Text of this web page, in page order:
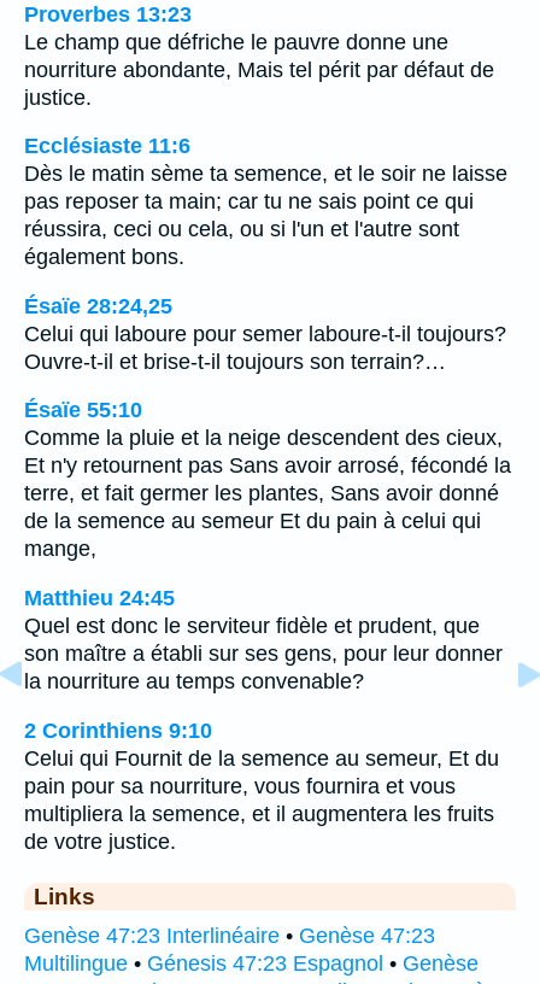
Proverbes 13:23
Le champ que défriche le pauvre donne une
nourriture abondante, Mais tel périt par défaut de
justice.
Ecclésiaste 11:6
Dès le matin sème ta semence, et le soir ne laisse
pas reposer ta main; car tu ne sais point ce qui
réussira, ceci ou cela, ou si l'un et l'autre sont
également bons.
Ésaïe 28:24,25
Celui qui laboure pour semer laboure-t-il toujours?
Ouvre-t-il et brise-t-il toujours son terrain?…
Ésaïe 55:10
Comme la pluie et la neige descendent des cieux,
Et n'y retournent pas Sans avoir arrosé, fécondé la
terre, et fait germer les plantes, Sans avoir donné
de la semence au semeur Et du pain à celui qui
mange,
Matthieu 24:45
Quel est donc le serviteur fidèle et prudent, que
son maître a établi sur ses gens, pour leur donner
la nourriture au temps convenable?
2 Corinthiens 9:10
Celui qui Fournit de la semence au semeur, Et du
pain pour sa nourriture, vous fournira et vous
multipliera la semence, et il augmentera les fruits
de votre justice.
Links
Genèse 47:23 Interlinéaire • Genèse 47:23
Multilingue • Génesis 47:23 Espagnol • Genèse